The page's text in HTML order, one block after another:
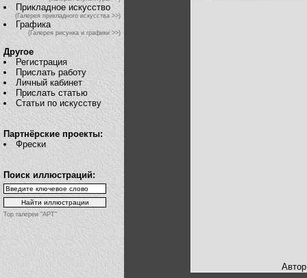
Прикладное искусство
(Галерея прикладного искусства >>)
Графика
(Галерея рисунка и графики >>)
Другое
Регистрация
Прислать работу
Личный кабинет
Прислать статью
Статьи по искусству
Партнёрские проекты:
Фрески
Поиск иллюстраций:
Top галереи "АРТ"